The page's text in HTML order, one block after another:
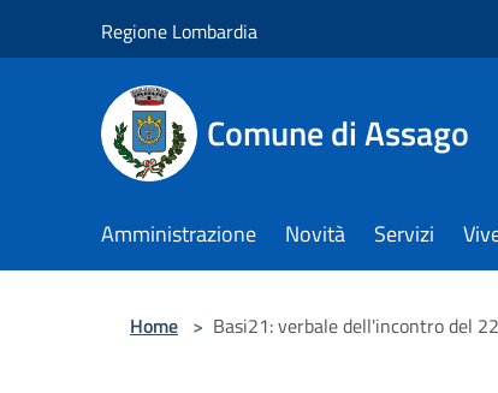
Regione Lombardia
Comune di Assago
Amministrazione Novità Servizi
Home > Basi21: verbale dell'incontro del